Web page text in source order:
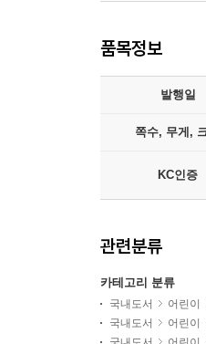
품목정보
발행일
쪽수, 무게,
KC인증
관련분류
카테고리 분류
국내도서 어린이
국내도서
어린이